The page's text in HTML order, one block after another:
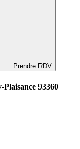
Prendre RDV
Plaisance 93360